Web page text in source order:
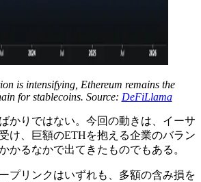
is intensifying, Ethereum remains the
for stablecoins. Source: DeFiLlama
かりではない。今回の動きは、イーサ
け、巨額のETHを抱える企業のバラン
かるなかで出てきたものでもある。
プリンクはいずれも、多額の含み損を